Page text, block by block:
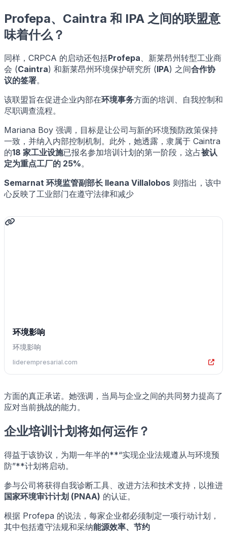
Profepa、Caintra 和 IPA 之间的联盟意
味着什么？
同样，CRPCA 的启动还包括Profepa、新莱昂州转型工业商
会 (Caintra) 和新莱昂州环境保护研究所 (IPA) 之间合作协
议的签署。
该联盟旨在促进企业内部在环境事务方面的培训、自我控制和
尽职调查流程。
Mariana Boy 强调，目标是让公司与新的环境预防政策保持
一致，并纳入内部控制机制。此外，她透露，隶属于 Caintra
的18 家工业设施已报名参加培训计划的第一阶段，这占被认
定为重点工厂的 25%。
Semarnat 环境监管副部长 Ileana Villalobos 则指出，该中
心反映了工业部门在遵守法律和减少
环境影响
环境影响
liderempresarial.com
方面的真正承诺。她强调，当局与企业之间的共同努力提高了
应对当前挑战的能力。
企业培训计划将如何运作？
得益于该协议，为期一年半的**“实现企业法规遵从与环境预
防”**计划将启动。
参与公司将获得自我诊断工具、改进方法和技术支持，以推进
国家环境审计计划 (PNAA) 的认证。
根据 Profepa 的说法，每家企业都必须制定一项行动计划，
其中包括遵守法规和采纳能源效率、节约